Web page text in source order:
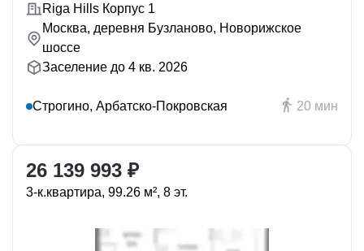
Riga Hills Корпус 1
Москва, деревня Бузланово, Новорижское
шоссе
Заселение до 4 кв. 2026
Строгино, Арбатско-Покровская 20 мин
26 139 993 ₽
3-к.квартира, 99.26 м², 8 эт.